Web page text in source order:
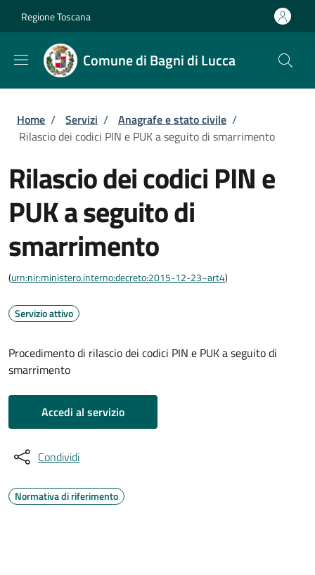
Regione Toscana
Comune di Bagni di Lucca
Briciole di pane
Home / Servizi / Anagrafe e stato civile /
Rilascio dei codici PIN e PUK a seguito di smarrimento
Rilascio dei codici PIN e
PUK a seguito di
smarrimento
(urn:nir:ministero.interno:decreto:2015-12-23~art4)
Servizio attivo
Procedimento di rilascio dei codici PIN e PUK a seguito di
smarrimento
Accedi al servizio
Condividi
Normativa di riferimento